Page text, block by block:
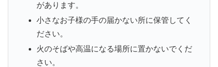
があります。
小さなお子様の手の届かない所に保管してく
ださい。
火のそばや高温になる場所に置かないでくだ
さい。